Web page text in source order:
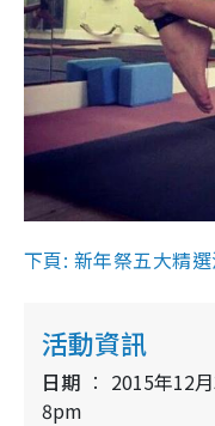
下頁: 新年祭五大精
活動資訊
日期
2015年12
8pm